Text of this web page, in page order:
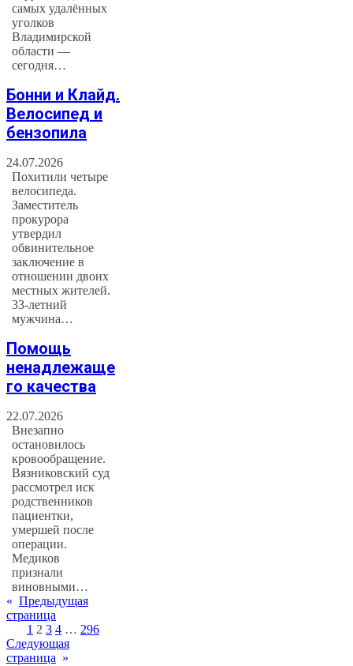
самых удалённых
уголков
Владимирской
области —
сегодня…
Бонни и Клайд.
Велосипед и
бензопила
24.07.2026
Похитили четыре
велосипеда.
Заместитель
прокурора
утвердил
обвинительное
заключение в
отношении двоих
местных жителей.
33-летний
мужчина…
Помощь
ненадлежаще
го качества
22.07.2026
Внезапно
остановилось
кровообращение.
Вязниковский суд
рассмотрел иск
родственников
пациентки,
умершей после
операции.
Медиков
признали
виновными…
« Предыдущая
страница
1 2 3 4 … 296
Следующая
страница »